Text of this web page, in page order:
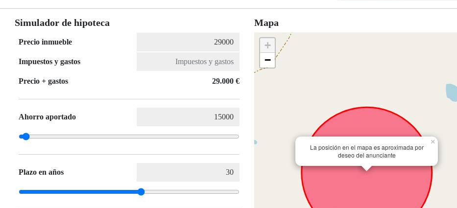
Simulador de hipoteca
Precio inmueble
Impuestos y gastos
Precio + gastos 29.000 €
Ahorro aportado
Plazo en años
Mapa
La posición en el mapa es aproximada por
deseo del anunciante
×
+
−